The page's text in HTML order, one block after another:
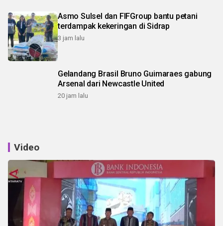
Asmo Sulsel dan FIFGroup bantu petani
terdampak kekeringan di Sidrap
3 jam lalu
Gelandang Brasil Bruno Guimaraes gabung
Arsenal dari Newcastle United
20 jam lalu
Video